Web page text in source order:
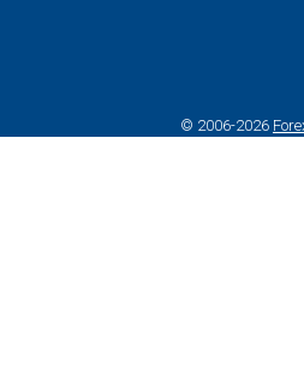
© 2006-2026